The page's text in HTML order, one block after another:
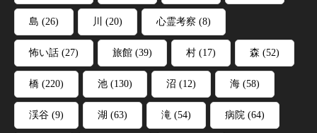
島 (26) 川 (20) 心霊考察 (8)
怖い話 (27) 旅館 (39) 村 (17) 森 (52)
橋 (220) 池 (130) 沼 (12) 海 (58)
渓谷 (9) 湖 (63) 滝 (54) 病院 (64)